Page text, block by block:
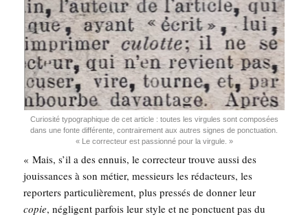
Curio­si­té typo­gra­phique de cet article : toutes les vir­gules sont com­po­sées
dans une fonte dif­fé­rente, contrai­re­ment aux autres signes de ponc­tua­tion.
« Le cor­rec­teur est pas­sion­né pour la virgule. »
« Mais, s’il a des ennuis, le cor­rec­teur trouve aus­si des
jouis­sances à son métier, mes­sieurs les rédac­teurs, les
repor­ters par­ti­cu­liè­re­ment, plus pres­sés de don­ner leur
copie, négligent par­fois leur style et ne ponc­tuent pas du